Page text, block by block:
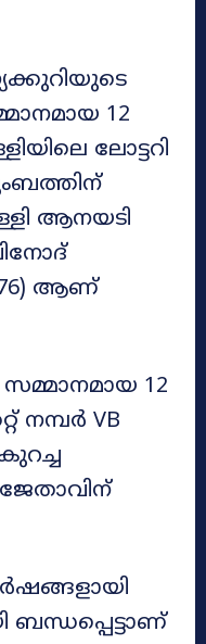
12
ലോട്ടറി
ആനയടി
ആണ്
12
നമ്പർ VB
ബന്ധപ്പെട്ടാണ്